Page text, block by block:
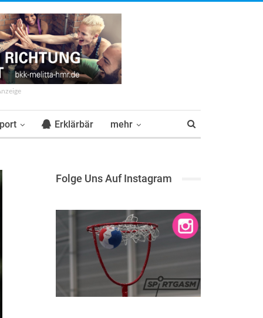
Erklärbär mehr
Folge Uns Auf Instagram